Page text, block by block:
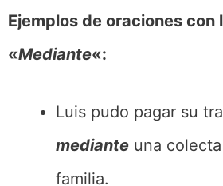
Ejemplos de oraciones con
«Mediante«:
Luis pudo pagar su
mediante una
familia.